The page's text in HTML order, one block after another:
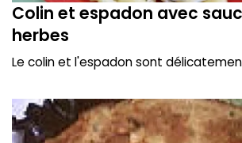
Colin et espadon avec
herbes
Le colin et l'espadon sont